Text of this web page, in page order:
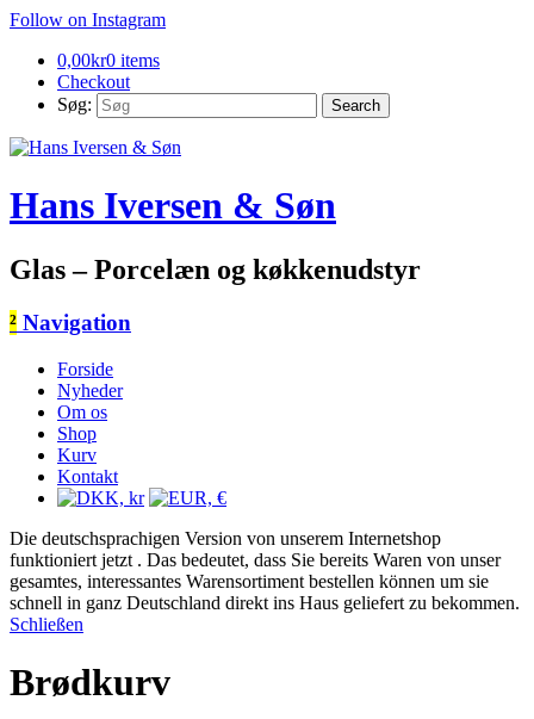
Follow on Instagram
0,00kr0 items
Checkout
Søg:
Hans Iversen & Søn
Glas – Porcelæn og køkkenudstyr
² Navigation
Forside
Nyheder
Om os
Shop
Kurv
Kontakt
Die deutschsprachigen Version von unserem Internetshop
funktioniert jetzt . Das bedeutet, dass Sie bereits Waren von unser
gesamtes, interessantes Warensortiment bestellen können um sie
schnell in ganz Deutschland direkt ins Haus geliefert zu bekommen.
Schließen
Brødkurv